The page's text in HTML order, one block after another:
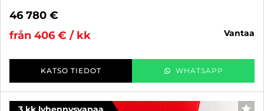
46 780 €
från 406 € / kk
vantaa
KATSO TIEDOT WHATSAPP